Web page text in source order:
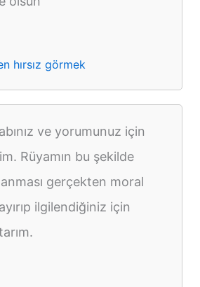
hırsız görmek
ve yorumunuz için
Rüyamın bu şekilde
gerçekten moral
ilgilendiğiniz için